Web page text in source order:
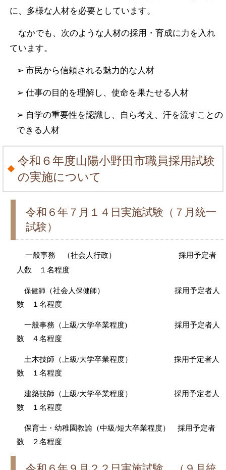
に、多様な人材を必要としています。
なかでも、次のような人材の採用・育成に力を入れ
ています。
➢ 市民から信頼される魅力的な人材
➢ 仕事の目的を理解し、使命を果たせる人材
➢ 自学の重要性を認識し、自ら考え、汗を流すことの
できる人材
令和６年度山陽小野田市職員採用試験
の実施について
令和６年７月１４日実施試験（７月統一
試験）
一般事務 （社会人行政） 採用予定者
人数 １名程度
保健師​ （社会人保健師​ ） 採用予定者人
数 １名程度
一般事務（上級/大学卒業程度) 採用予定者人
数 ４名程度
土木技師（上級/大学卒業程度） 採用予定者人
数 １名程度
建築技師（上級/大学卒業程度） 採用予定者人
数 １名程度
保育士・幼稚園教諭（中級/短大卒業程度） 採用予定者
数 ２名程度